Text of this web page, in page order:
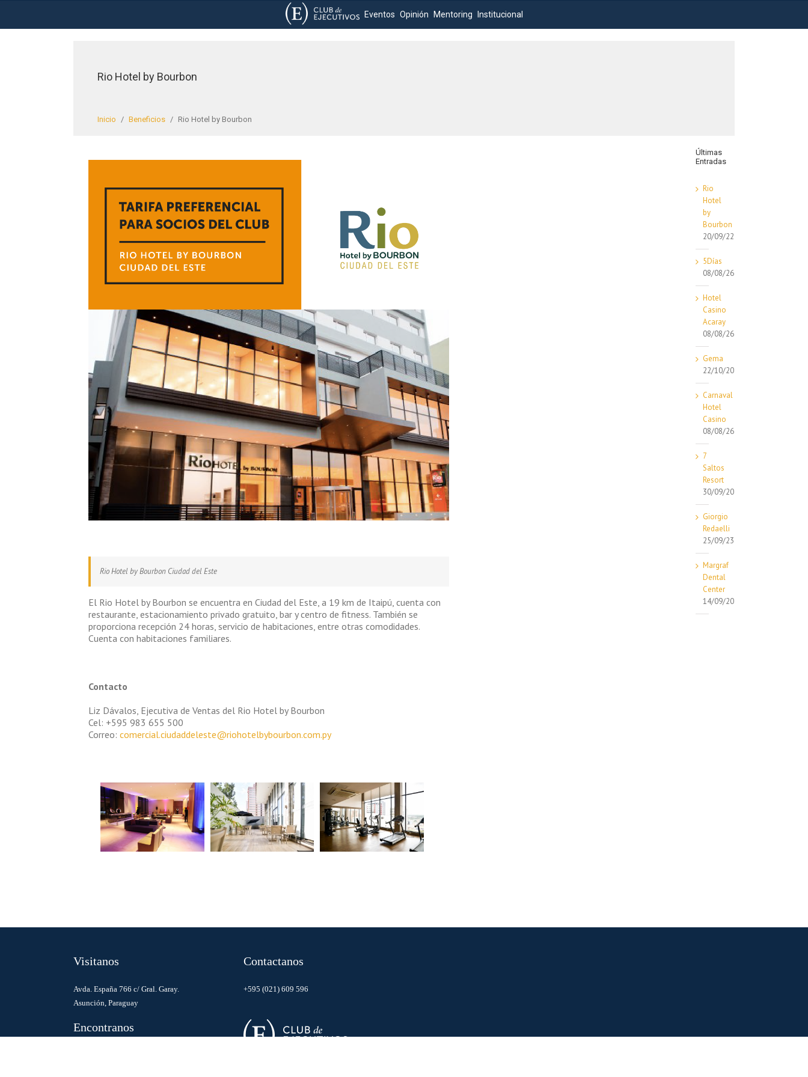
Eventos Opinión Mentoring Institucional
Rio Hotel by Bourbon
Inicio / Beneficios / Rio Hotel by Bourbon
Rio Hotel by Bourbon Ciudad del Este
El Rio Hotel by Bourbon se encuentra en Ciudad del Este, a 19 km de Itaipú, cuenta con
restaurante, estacionamiento privado gratuito, bar y centro de fitness. También se
proporciona recepción 24 horas, servicio de habitaciones, entre otras comodidades.
Cuenta con habitaciones familiares.
Contacto
Liz Dávalos, Ejecutiva de Ventas del Rio Hotel by Bourbon
Cel: +595 983 655 500
Correo: comercial.ciudaddeleste@riohotelbybourbon.com.py
Últimas
Entradas
Rio
Hotel
by
Bourbon
20/09/22
5Días
08/08/26
Hotel
Casino
Acaray
08/08/26
Gema
22/10/20
Carnaval
Hotel
Casino
08/08/26
7
Saltos
Resort
30/09/20
Giorgio
Redaelli
25/09/23
Margraf
Dental
Center
14/09/20
Visitanos
Avda. España 766 c/ Gral. Garay.
Asunción, Paraguay
Contactanos
+595 (021) 609 596
Encontranos